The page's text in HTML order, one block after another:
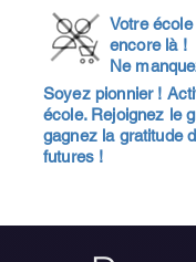
Votre
encore là !
Ne
Soyez pionnier !
école. Rejoignez le
gagnez la gratitude
futures !